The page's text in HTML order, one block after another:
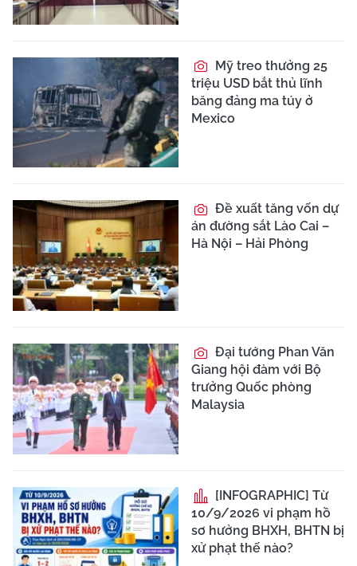
Mỹ treo thưởng 25
triệu USD bắt thủ lĩnh
băng đảng ma túy ở
Mexico
Đề xuất tăng vốn dự
án đường sắt Lào Cai –
Hà Nội – Hải Phòng
Đại tướng Phan Văn
Giang hội đàm với Bộ
trưởng Quốc phòng
Malaysia
[INFOGRAPHIC] Từ
10/9/2026 vi phạm hồ
sơ hưởng BHXH, BHTN bị
xử phạt thế nào?